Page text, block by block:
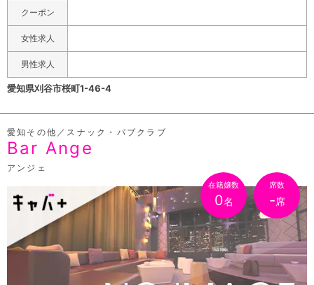
クーポン
女性求人
男性求人
愛知県刈谷市桜町1-46-4
愛知その他／スナック・パブクラブ
Bar Ange
アンジェ
在籍嬢数
0名
席数
-席